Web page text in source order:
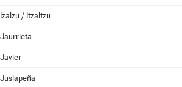
Izalzu / Itzaltzu
Jaurrieta
Javier
Juslapeña